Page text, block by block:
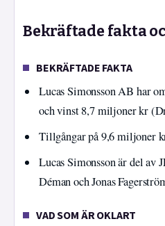
Bekräftade fakta
BEKRÄFTADE FAKTA
Lucas Simonsson AB har
och vinst 8,7 miljoner kr
Tillgångar på 9,6 miljoner
Lucas Simonsson är del av
Déman och Jonas
VAD SOM ÄR OKLART